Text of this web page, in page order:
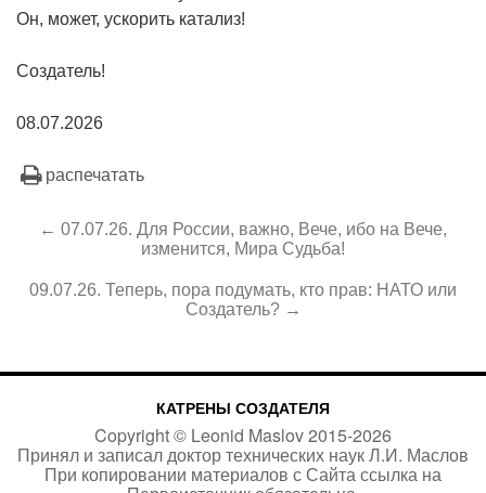
Он, может, ускорить катализ!
Создатель!
08.07.2026
распечатать
← 07.07.26. Для России, важно, Вече, ибо на Вече,
изменится, Мира Судьба!
09.07.26. Теперь, пора подумать, кто прав: НАТО или
Создатель? →
КАТРЕНЫ СОЗДАТЕЛЯ
Copyright © Leonid Maslov2015-2026
Принял и записал доктор технических наук Л.И. Маслов
При копировании материалов с Сайтассылка на